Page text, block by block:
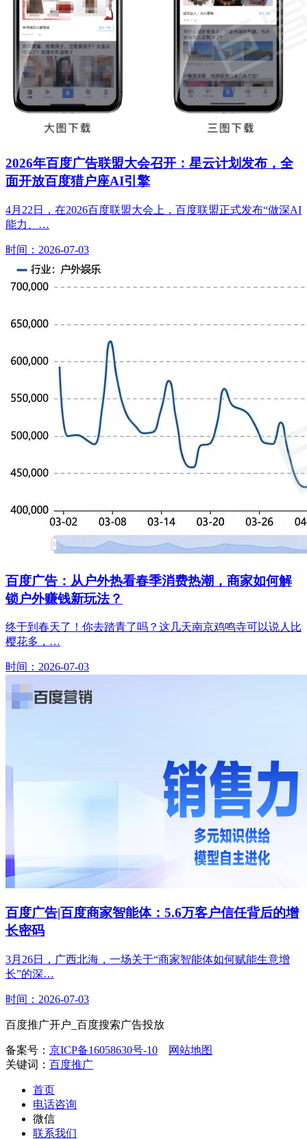
2026年百度广告联盟大会召开：星云计划发布，全
面开放百度猎户座AI引擎
4月22日，在2026百度联盟大会上，百度联盟正式发布“做深AI
能力、…
时间：2026-07-03
百度广告：从户外热看春季消费热潮，商家如何解
锁户外赚钱新玩法？
终于到春天了！你去踏青了吗？这几天南京鸡鸣寺可以说人比
樱花多，…
时间：2026-07-03
百度广告|百度商家智能体：5.6万客户信任背后的增
长密码
3月26日，广西北海，一场关于“商家智能体如何赋能生意增
长”的深…
时间：2026-07-03
百度推广开户_百度搜索广告投放
备案号： 京ICP备16058630号-10
网站地图
关键词： 百度推广
首页
电话咨询
微信
联系我们